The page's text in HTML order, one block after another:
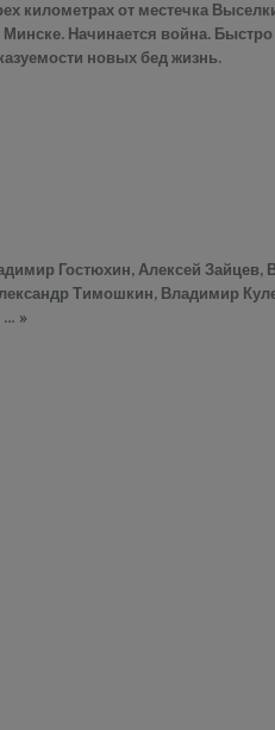
километрах от местечка
Начинается война.
новых бед жизнь.
Гостюхин, Алексей
Тимошкин, Владимир
… »